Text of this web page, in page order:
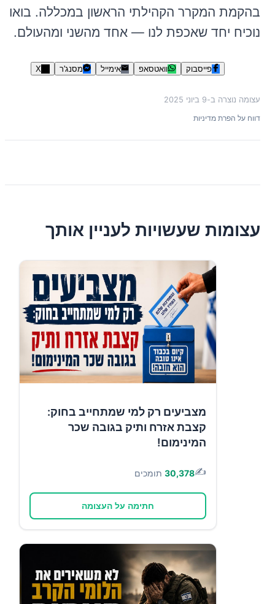
בהקמת המקרר הקהילתי הראשון במכללה. בואו
נוכיח יחד שאכפת לנו — אחד מהשני ומהעולם.
פייסבוק וואטסאפ אימייל מסנג'ר X
עצומה נוצרה ב-9 ביוני 2025
דווח על הפרת מדיניות
עצומות שעשויות לעניין אותך
מצביעים רק למי שמתחייב בחוק:
קצבת אזרח ותיק בגובה שכר
המינימום!
✍️
30,378 תומכים
חתימה על העצומה